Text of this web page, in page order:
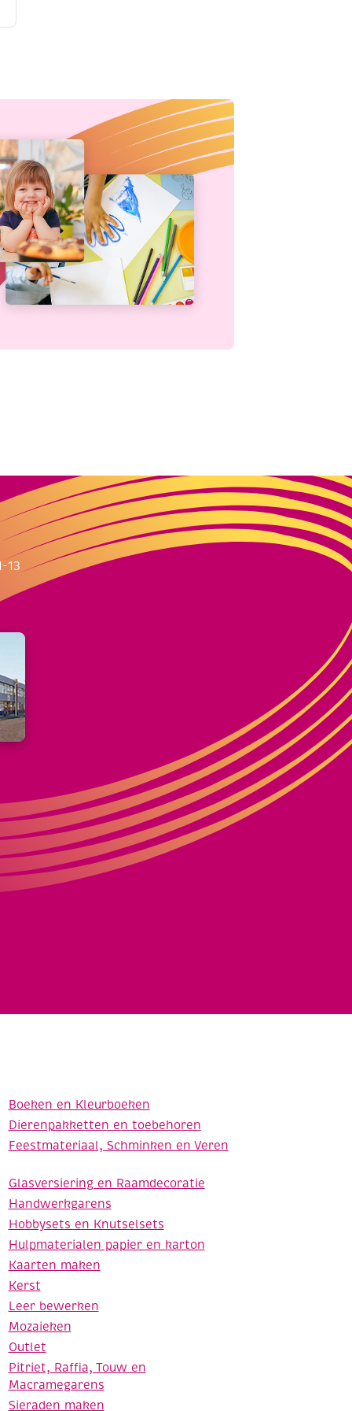
13
Boeken en Kleurboeken
Dierenpakketten en toebehoren
Feestmateriaal, Schminken en Veren
Glasversiering en Raamdecoratie
Handwerkgarens
Hobbysets en Knutselsets
Hulpmaterialen papier en karton
Kaarten maken
Kerst
Leer bewerken
Mozaieken
Outlet
Pitriet, Raffia, Touw en
Macramegarens
Sieraden maken